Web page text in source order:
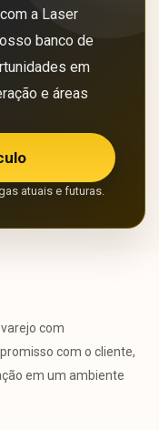
a Laser
banco de
em
e áreas
atuais e futuras.
com
com o cliente,
em um ambiente